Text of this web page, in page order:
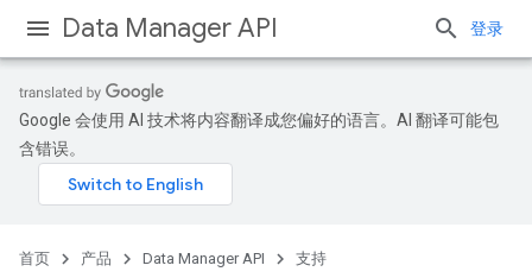
Data Manager API 登录
Google 会使用 AI 技术将内容翻译成您偏好的语言。AI 翻译可能包
含错误。
首页 产品 Data Manager API 支持